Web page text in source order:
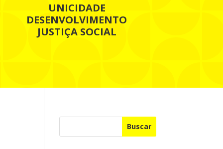
UNICIDADE
DESENVOLVIMENTO
JUSTIÇA SOCIAL
Buscar